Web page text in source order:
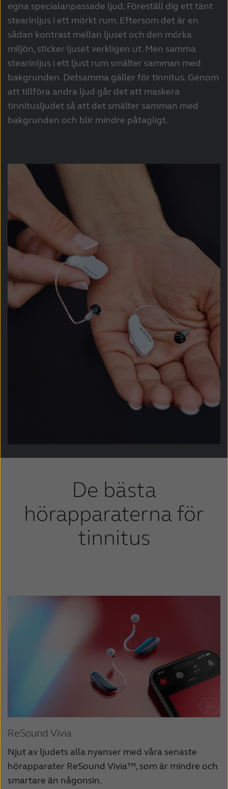
egna specialanpassade ljud. Föreställ dig ett tänt
stearinljus i ett mörkt rum. Eftersom det är en
sådan kontrast mellan ljuset och den mörka
miljön, sticker ljuset verkligen ut. Men samma
stearinljus i ett ljust rum smälter samman med
bakgrunden. Detsamma gäller för tinnitus. Genom
att tillföra andra ljud går det att maskera
tinnitusljudet så att det smälter samman med
bakgrunden och blir mindre påtagligt.
De bästa
hörapparaterna för
tinnitus
ReSound Vivia
Njut av ljudets alla nyanser med våra senaste
hörapparater ReSound Vivia™, som är mindre och
smartare än någonsin.